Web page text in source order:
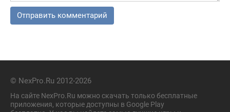
© NexPro.Ru 2012-2026
На сайте NexPro.Ru можно скачать только бесплатные
приложения, которые доступны в Google Play